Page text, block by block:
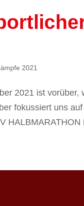
2021
2021 ist vorüber,
fokussiert uns
HALBMARATHON